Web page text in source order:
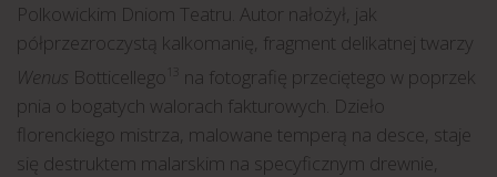
Polkowickim Dniom Teatru. Autor nałożył, jak
półprzezroczystą kalkomanię, fragment delikatnej twarzy
Wenus Botticellego
na fotografię przeciętego w poprzek
pnia o bogatych walorach fakturowych. Dzieło
florenckiego mistrza, malowane temperą na desce, staje
się destruktem malarskim na specyficznym drewnie,